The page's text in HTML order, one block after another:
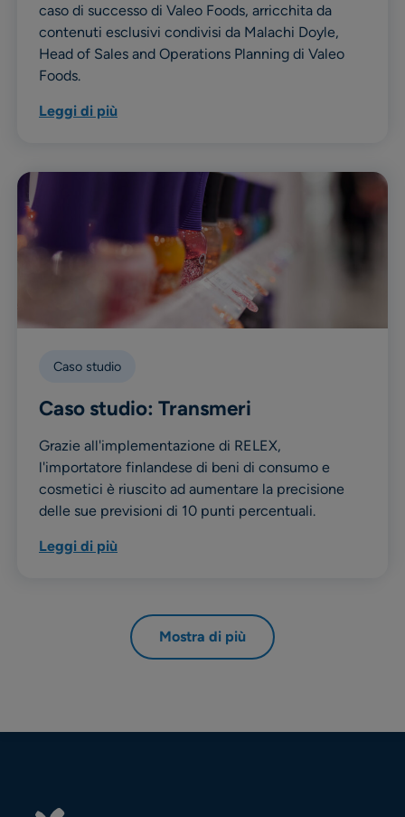
caso di successo di Valeo Foods, arricchita da
contenuti esclusivi condivisi da Malachi Doyle,
Head of Sales and Operations Planning di Valeo
Foods.
Leggi di più
Caso studio
Caso studio: Transmeri
Grazie all'implementazione di RELEX,
l'importatore finlandese di beni di consumo e
cosmetici è riuscito ad aumentare la precisione
delle sue previsioni di 10 punti percentuali.
Leggi di più
Mostra di più